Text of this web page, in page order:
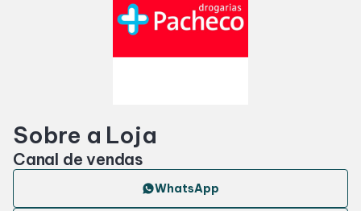
Cinema
Sobre a Loja
Canal de vendas
WhatsApp